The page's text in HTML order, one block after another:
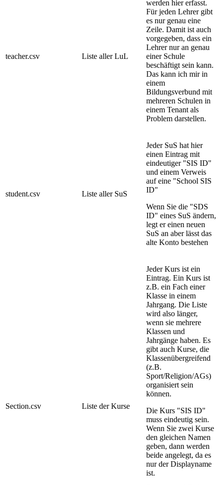
teacher.csv Liste aller LuL
werden hier erfasst.
Für jeden Lehrer gibt
es nur genau eine
Zeile. Damit ist auch
vorgegeben, dass ein
Lehrer nur an genau
einer Schule
beschäftigt sein kann.
Das kann ich mir in
einem
Bildungsverbund mit
mehreren Schulen in
einem Tenant als
Problem darstellen.
student.csv Liste aller SuS
Jeder SuS hat hier
einen Eintrag mit
eindeutiger "SIS ID"
und einem Verweis
auf eine "School SIS
ID"
Wenn Sie die "SDS
ID" eines SuS ändern,
legt er einen neuen
SuS an aber lässt das
alte Konto bestehen
Section.csv Liste der Kurse
Jeder Kurs ist ein
Eintrag. Ein Kurs ist
z.B. ein Fach einer
Klasse in einem
Jahrgang. Die Liste
wird also länger,
wenn sie mehrere
Klassen und
Jahrgänge haben. Es
gibt auch Kurse, die
Klassenübergreifend
(z.B.
Sport/Religion/AGs)
organisiert sein
können.
Die Kurs "SIS ID"
muss eindeutig sein.
Wenn Sie zwei Kurse
den gleichen Namen
geben, dann werden
beide angelegt, da es
nur der Displayname
ist.